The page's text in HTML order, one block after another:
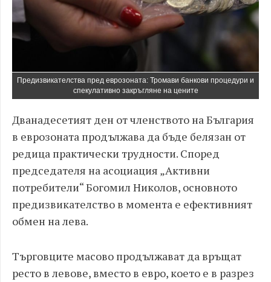
Предизвикателства пред еврозоната: Тромави банкови процедури и
спекулативно закръгляне на цените
Дванадесетият ден от членството на България
в еврозоната продължава да бъде белязан от
редица практически трудности. Според
председателя на асоциация „Активни
потребители“ Богомил Николов, основното
предизвикателство в момента е ефективният
обмен на лева.
Търговците масово продължават да връщат
ресто в левове, вместо в евро, което е в разрез